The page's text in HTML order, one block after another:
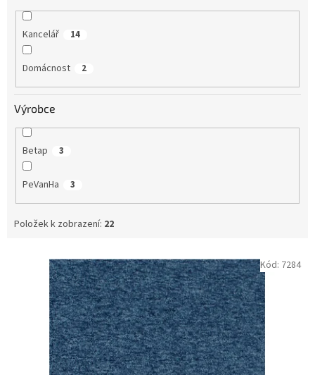
Kancelář 14
Domácnost 2
Výrobce
Betap 3
PeVanHa 3
Položek k zobrazení: 22
Kód: 7284